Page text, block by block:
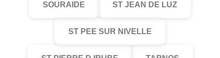
SOURAIDE ST JEAN DE LUZ
ST PEE SUR NIVELLE